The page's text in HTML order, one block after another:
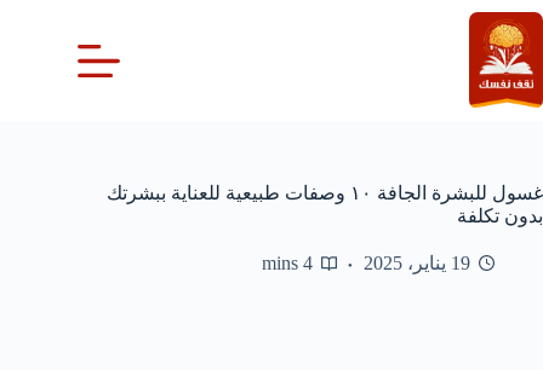
التجاوز
إلى
المحتوى
غسول للبشرة الجافة ١٠ وصفات طبيعية للعناية ببشرتك
بدون تكلفة
19 يناير، 2025 4 mins